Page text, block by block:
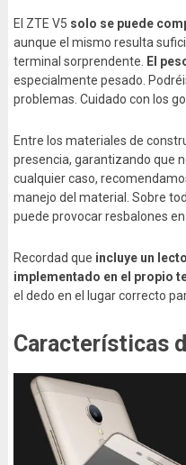
El ZTE V5 solo se puede
aunque el mismo resulta
terminal sorprendente. El
especialmente pesado.
problemas. Cuidado con los
Entre los materiales de
presencia, garantizando que
cualquier caso,
manejo del material. Sobre
puede provocar resbalones
Recordad que incluye un
implementado en el propio
el dedo en el lugar correcto
Características